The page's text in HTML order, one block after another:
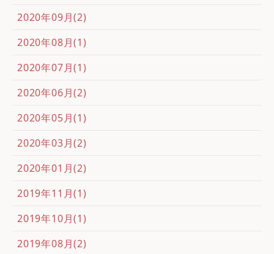
2020年09月(2)
2020年08月(1)
2020年07月(1)
2020年06月(2)
2020年05月(1)
2020年03月(2)
2020年01月(2)
2019年11月(1)
2019年10月(1)
2019年08月(2)